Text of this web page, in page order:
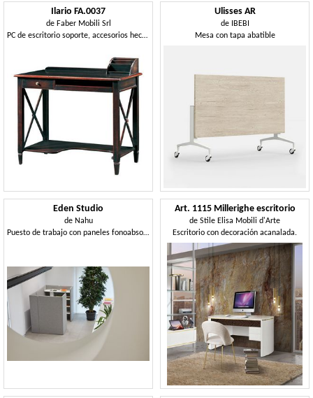
Ilario FA.0037
de Faber Mobili Srl
PC de escritorio soporte, accesorios hechos a mano, de estilo antiguo
Ulisses AR
de
IBEBI
Mesa con tapa abatible
Eden Studio
de Nahu
Puesto de trabajo con paneles fonoabsorbentes autoportantes
Art. 1115 Millerighe escritorio
de Stile Elisa Mobili d'Arte
Escritorio con decoración acanalada.